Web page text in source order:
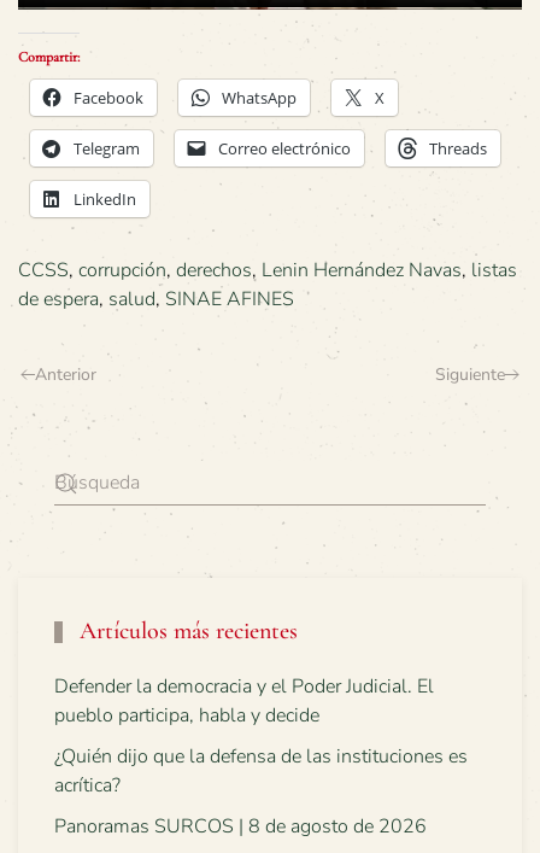
Compartir:
Facebook WhatsApp X
Telegram Correo electrónico Threads
LinkedIn
CCSS, corrupción, derechos, Lenin Hernández Navas, listas
de espera, salud, SINAE AFINES
Anterior Siguiente
Artículos más recientes
Defender la democracia y el Poder Judicial. El
pueblo participa, habla y decide
¿Quién dijo que la defensa de las instituciones es
acrítica?
Panoramas SURCOS | 8 de agosto de 2026